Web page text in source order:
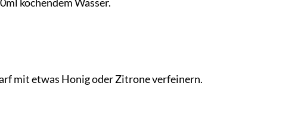
kochendem Wasser.
mit etwas Honig oder Zitrone verfeinern.